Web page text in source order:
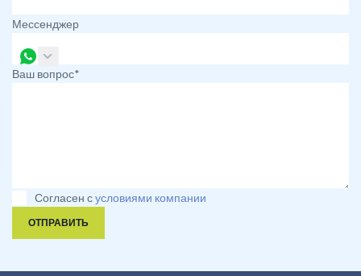
Мессенджер
Ваш вопрос*
Согласен сусловиями компании
ОТПРАВИТЬ